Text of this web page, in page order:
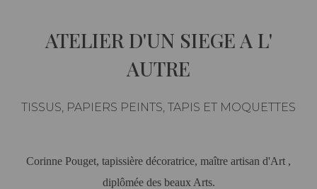
ATELIER D'UN SIEGE A L'
AUTRE
TISSUS, PAPIERS PEINTS, TAPIS ET MOQUETTES
Corinne Pouget, tapissière décoratrice, maître artisan d'Art ,
diplômée des beaux Arts.